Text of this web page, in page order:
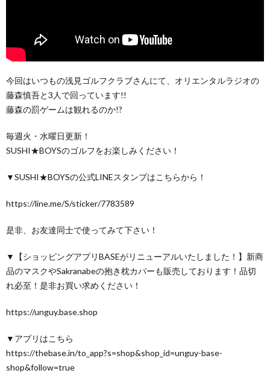
今回はいつもの浅見ゴルフクラブさんにて、オリエンタルラジオの
藤森慎吾と3人で回っています!!
藤森の罰ゲームは観れるのか!?
毎週火・水曜日更新！
SUSHI★BOYSのゴルフをお楽しみください！
▼SUSHI★BOYSの公式LINEスタンプはこちらから！
https://line.me/S/sticker/7783589
是非、お友達同士で使ってみて下さい！
▼【ショッピングアプリBASEがリニューアルいたしました！】新商
品のマスクやSakranabeの抱き枕カバーも販売しております！品切
れ必至！是非お買い求めください！
https://unguy.base.shop
▼アプリはこちら
https://thebase.in/to_app?s=shop&shop_id=unguy-base-
shop&follow=true